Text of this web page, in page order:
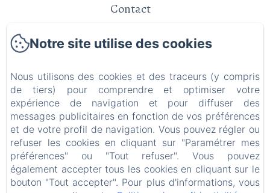
Contact
Politique de confidentialité
Informations sur les cookies
EN FR
Créé par Amenitiz
Notre site utilise des cookies
Nous utilisons des cookies et des traceurs (y compris
de tiers) pour comprendre et optimiser votre
expérience de navigation et pour diffuser des
messages publicitaires en fonction de vos préférences
et de votre profil de navigation. Vous pouvez régler ou
refuser les cookies en cliquant sur "Paramétrer mes
préférences" ou "Tout refuser". Vous pouvez
également accepter tous les cookies en cliquant sur le
bouton "Tout accepter". Pour plus d'informations, vous